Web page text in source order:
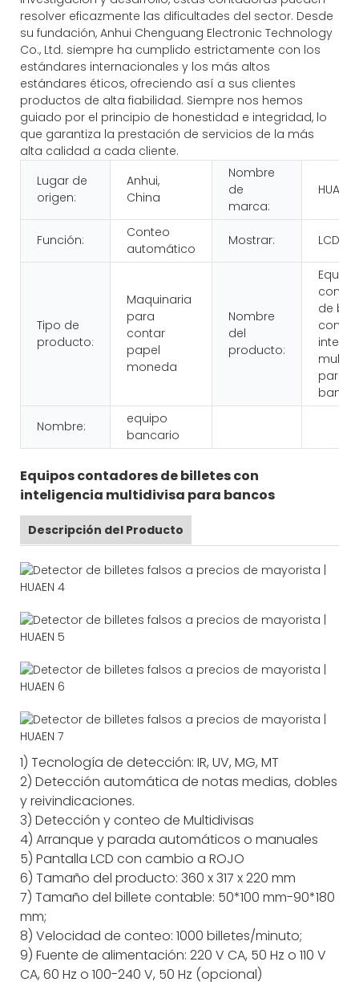
resolver eficazmente las dificultades del sector. Desde
su fundación, Anhui Chenguang Electronic Technology
Co., Ltd. siempre ha cumplido estrictamente con los
estándares internacionales y los más altos
estándares éticos, ofreciendo así a sus clientes
productos de alta fiabilidad. Siempre nos hemos
guiado por el principio de honestidad e integridad, lo
que garantiza la prestación de servicios de la más
alta calidad a cada cliente.
Lugar de
origen:
Anhui,
China
Nombre
de
marca:
HUAEN
Función:
Conteo
automático
Mostrar: LCD
Tipo de
producto:
Maquinaria
para
contar
papel
moneda
Nombre
del
producto:
de
con
para
Nombre:
equipo
bancario
Equipos contadores de billetes con
inteligencia multidivisa para bancos
Descripción del Producto
1) Tecnología de detección: IR, UV, MG, MT
2) Detección automática de notas medias, dobles
y reivindicaciones.
3) Detección y conteo de Multidivisas
4) Arranque y parada automáticos o manuales
5) Pantalla LCD con cambio a ROJO
6) Tamaño del producto: 360 x 317 x 220 mm
7) Tamaño del billete contable: 50*100 mm-90*180
mm;
8) Velocidad de conteo: 1000 billetes/minuto;
9) Fuente de alimentación: 220 V CA, 50 Hz o 110 V
CA, 60 Hz o 100-240 V, 50 Hz (opcional)